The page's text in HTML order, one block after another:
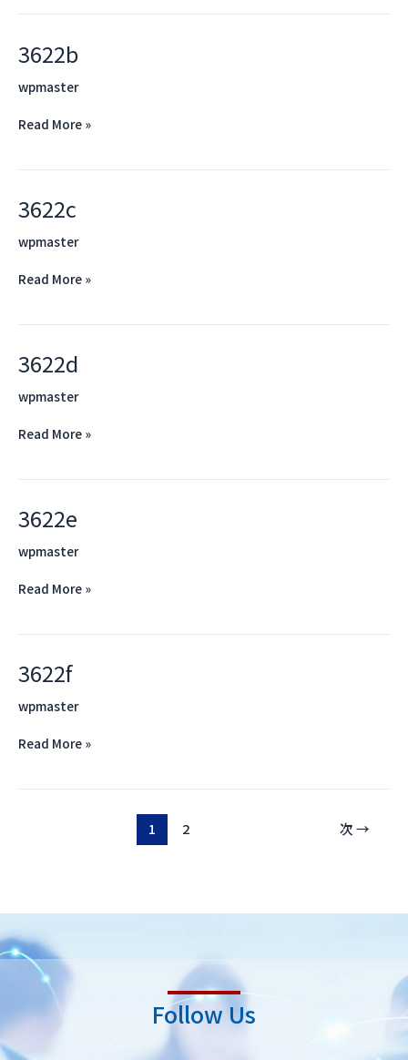
3622b
wpmaster
3622b
Read More »
3622c
wpmaster
3622c
Read More »
3622d
wpmaster
3622d
Read More »
3622e
wpmaster
3622e
Read More »
3622f
wpmaster
3622f
Read More »
1 2 次→
Follow Us